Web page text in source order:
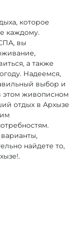
которое
каждому.
вы
а также
Надеемся,
выбор и
этом живописном
отдых в Архызе
найдете то,